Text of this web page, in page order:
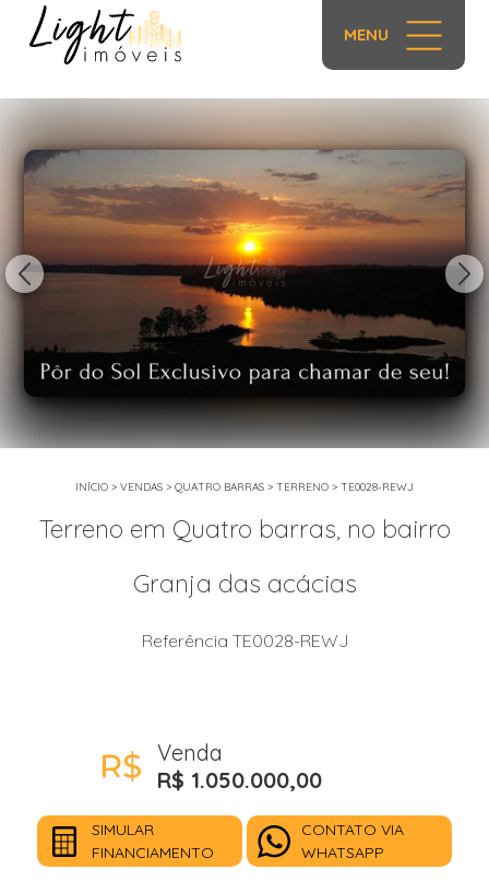
MENU
INÍCIO > VENDAS > QUATRO BARRAS > TERRENO > TE0028-REWJ
Terreno em Quatro barras, no bairro
Granja das acácias
Referência TE0028-REWJ
Venda
R$ 1.050.000,00
SIMULAR
FINANCIAMENTO
CONTATO VIA
WHATSAPP